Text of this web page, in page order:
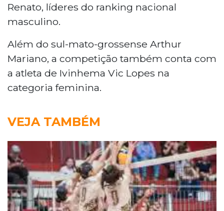
Renato, líderes do ranking nacional
masculino.
Além do sul-mato-grossense Arthur
Mariano, a competição também conta com
a atleta de Ivinhema Vic Lopes na
categoria feminina.
VEJA TAMBÉM